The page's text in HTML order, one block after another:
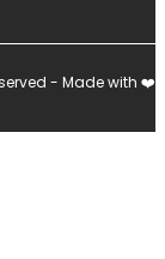
- Made with ❤️